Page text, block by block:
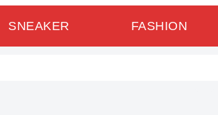
SNEAKER FASHION